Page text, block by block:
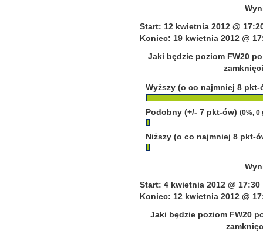
Start: 12 kwietnia 2012 @
Koniec: 19 kwietnia 2012 @
Jaki będzie poziom FW20
Wyższy (o co najmniej 8
Podobny (+/- 7 pkt-ów) (0%, 0
Niższy (o co najmniej 8 pkt-
Start: 4 kwietnia 2012 @ 17:30
Koniec: 12 kwietnia 2012 @
Jaki będzie poziom FW20